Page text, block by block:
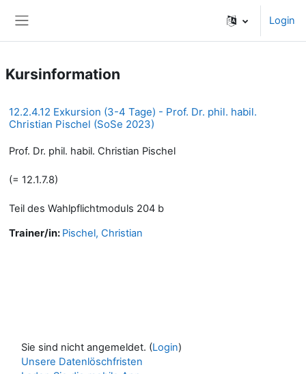
Login
Kursinformation
12.2.4.12 Exkursion (3-4 Tage) - Prof. Dr. phil. habil.
Christian Pischel (SoSe 2023)
Prof. Dr. phil. habil. Christian Pischel
(= 12.1.7.8)
Teil des Wahlpflichtmoduls 204 b
Trainer/in: Pischel, Christian
Sie sind nicht angemeldet. (Login)
Unsere Datenlöschfristen